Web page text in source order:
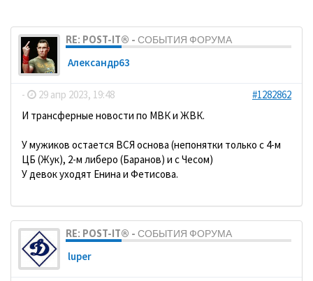
RE: POST-IT® - СОБЫТИЯ ФОРУМА
Александр63
- 29 апр 2023, 19:48
#1282862
И трансферные новости по МВК и ЖВК.
У мужиков остается ВСЯ основа (непонятки только с 4-м
ЦБ (Жук), 2-м либеро (Баранов) и с Чесом)
У девок уходят Енина и Фетисова.
RE: POST-IT® - СОБЫТИЯ ФОРУМА
luper